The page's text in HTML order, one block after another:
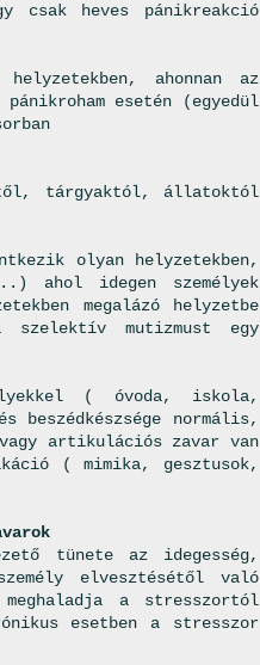
csak heves pánikreakció
ahonnan az
esetén (egyedül
tárgyaktól, állatoktól
olyan helyzetekben,
ahol idegen személyek
megalázó helyzetbe
szelektív mutizmust egy
( óvoda, iskola,
normális,
artikulációs zavar van
( mimika, gesztusok,
tünete az idegesség,
elvesztésétől való
a stresszortól
esetben a stresszor